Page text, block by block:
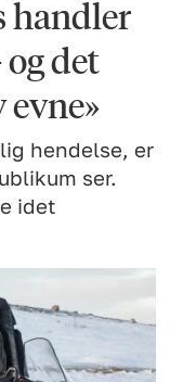
handler
det
hendelse, er
ser.
idet